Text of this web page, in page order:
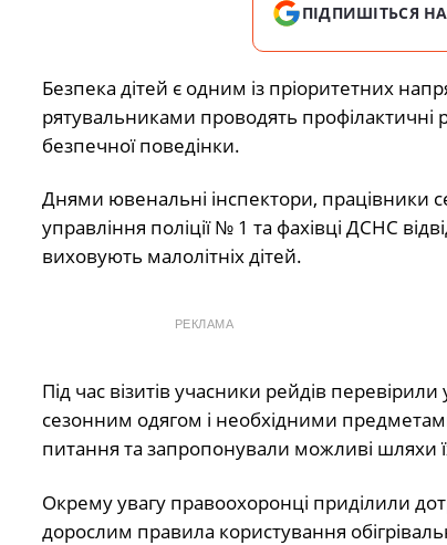
ПІДПИШІТЬСЯ НА
Безпека дітей є одним із пріоритетних
рятувальниками проводять
безпечної поведінки.
Днями ювенальні інспектори, працівники
управління поліції № 1 та фахівці ДСНС
виховують малолітніх дітей.
РЕКЛАМА
Під час візитів учасники рейдів
сезонним одягом і необхідними
питання та запропонували можливі шляхи
Окрему увагу правоохоронці приділили
дорослим правила користування